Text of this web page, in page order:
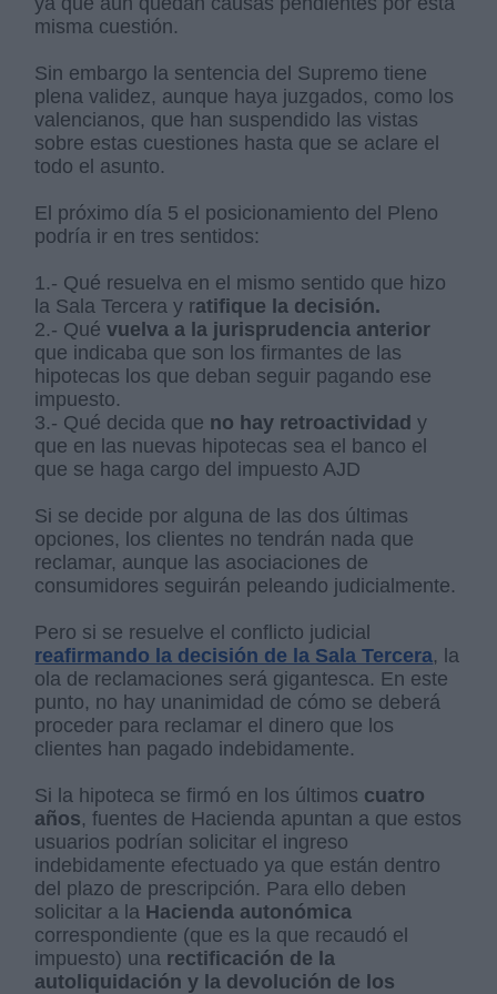
misma cuestión.
Sin embargo la sentencia del Supremo tiene
plena validez, aunque haya juzgados, como los
valencianos, que han suspendido las vistas
sobre estas cuestiones hasta que se aclare el
todo el asunto.
El próximo día 5 el posicionamiento del Pleno
podría ir en tres sentidos:
1.- Qué resuelva en el mismo sentido que hizo
la Sala Tercera y ratifique la decisión.
2.- Quévuelva a la jurisprudencia anterior
que indicaba que son los firmantes de las
hipotecas los que deban seguir pagando ese
impuesto.
3.- Qué decida que no hay retroactividad y
que en las nuevas hipotecas sea el banco el
que se haga cargo del impuesto AJD
Si se decide por alguna de las dos últimas
opciones, los clientes no tendrán nada que
reclamar, aunque las asociaciones de
consumidores seguirán peleando judicialmente.
Pero si se resuelve el conflicto judicial
reafirmando la decisión de la Sala Tercera, la
ola de reclamaciones será gigantesca. En este
punto, no hay unanimidad de cómo se deberá
proceder para reclamar el dinero que los
clientes han pagado indebidamente.
Si la hipoteca se firmó en los últimos cuatro
años, fuentes de Hacienda apuntan a que estos
usuarios podrían solicitar el ingreso
indebidamente efectuado ya que están dentro
del plazo de prescripción. Para ello deben
solicitar a la Hacienda autonómica
correspondiente (que es la que recaudó el
impuesto) una rectificación de la
autoliquidación y la devolución de los